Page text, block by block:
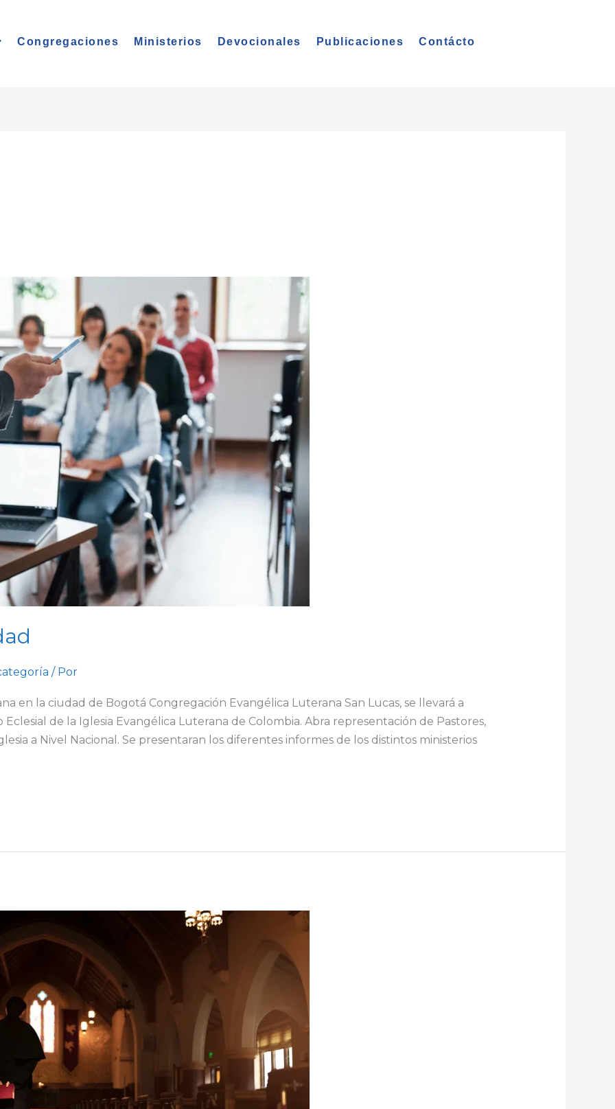
Congregaciones Ministerios Devocionales Publicaciones Contácto
/ Por
en la ciudad de Bogotá Congregación Evangélica Luterana San Lucas, se llevará a
de la Iglesia Evangélica Luterana de Colombia. Abra representación de Pastores,
a Nivel Nacional. Se presentaran los diferentes informes de los distintos ministerios